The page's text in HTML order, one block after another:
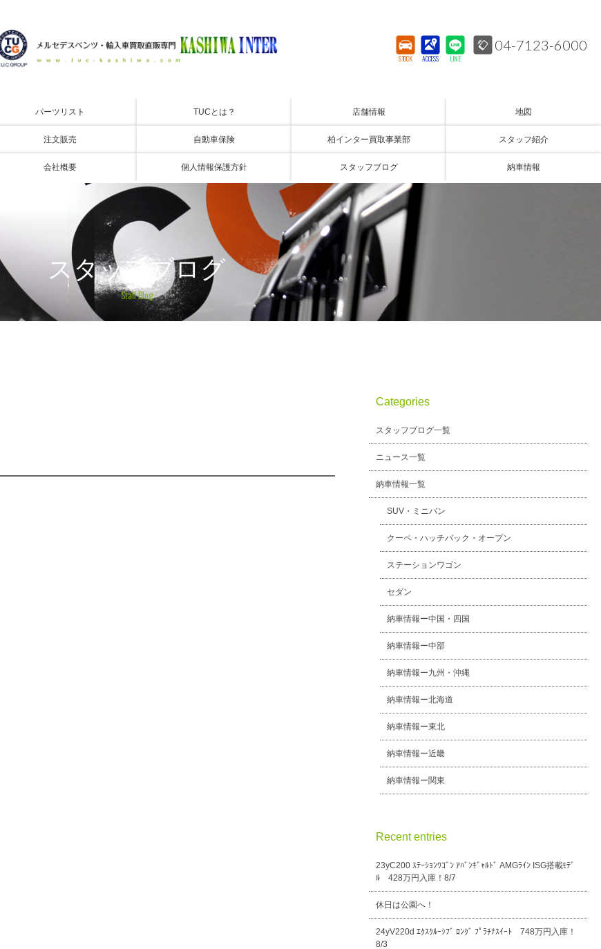
STOCK ACCESS LINE
04-7123-6000
パーツリスト TUCとは？ 店舗情報 地図
注文販売 自動車保険 柏インター買取事業部 スタッフ紹介
会社概要 個人情報保護方針 スタッフブログ 納車情報
スタッフブログ
Staff Blog
Categories
スタッフブログ一覧
ニュース一覧
納車情報一覧
SUV・ミニバン
クーペ・ハッチバック・オープン
ステーションワゴン
セダン
納車情報ー中国・四国
納車情報ー中部
納車情報ー九州・沖縄
納車情報ー北海道
納車情報ー東北
納車情報ー近畿
納車情報ー関東
Recent entries
23yC200 ｽﾃｰｼｮﾝﾜｺﾞﾝ ｱﾊﾞﾝｷﾞｬﾙﾄﾞ AMGﾗｲﾝ ISG搭載ﾓﾃﾞ
ﾙ 428万円入庫！8/7
休日は公園へ！
24yV220d ｴｸｽｸﾙｰｼﾌﾞ ﾛﾝｸﾞ ﾌﾟﾗﾁﾅｽｲｰﾄ 748万円入庫！
8/3